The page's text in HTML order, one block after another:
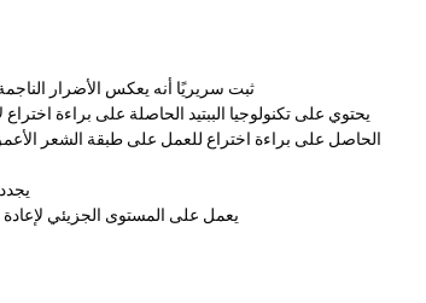
ثبت سريريًا أنه يعكس الأضرار
يحتوي على تكنولوجيا الببتيد الحاصلة على براءة اختراع
يعمل على المستوى الجزيئي لإعادة